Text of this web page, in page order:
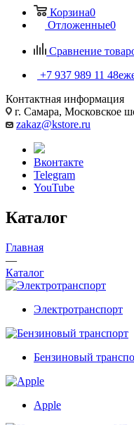
Корзина0
Отложенные0
Сравнение
+7 937 989 11 48
Контактная информация
г. Самара, Московское
zakaz@kstore.ru
Вконтакте
Telegram
YouTube
Каталог
Главная
—
Каталог
Электротранспорт
Бензиновый
Apple